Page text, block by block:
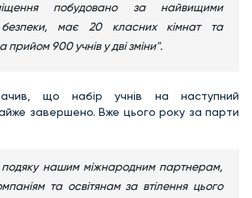
побудовано за найвищими
безпеки, має 20 класних кімнат та
900 учнів у дві зміни".
що набір учнів на наступний
завершено. Вже цього року за парти
нашим міжнародним партнерам,
та освітянам за втілення цього